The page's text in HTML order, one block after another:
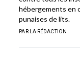
hébergements en
punaises de lits.
PAR LA RÉDACTION